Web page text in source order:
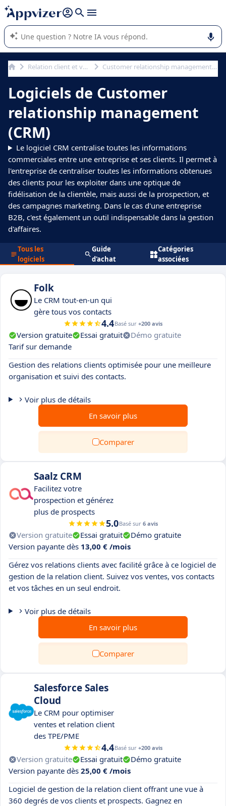
répondre (plusieurs lignes avec
L'IA de Appvizer vous guide dans l'utilisation ou la sélection de
logiciel SaaS en entreprise.
Relation client et vente Customer relationship management (CRM)
Logiciels de Customer
relationship management
(CRM)
Le logiciel CRM centralise toutes les informations
commerciales entre une entreprise et ses clients. Il permet à
l'entreprise de centraliser toutes les informations obtenues
des clients pour les exploiter dans une optique de
fidélisation de la clientèle, mais aussi de la prospection, et
des campagnes marketing. Dans le cas d'une entreprise
B2B, c'est également un outil indispensable dans la gestion
d'affaires.
Tous les
logiciels
Guide
d'achat
Catégories
associées
Folk
Le CRM tout-en-un qui
gère tous vos contacts
4.4Basé sur +200 avis
Version gratuite Essai gratuit
Démo gratuite
Tarif sur demande
Gestion des relations clients optimisée pour une meilleure
organisation et suivi des contacts.
Voir plus de détails
En savoir plus
Comparer
Saalz CRM
Facilitez votre
prospection et générez
plus de prospects
5.0Basé sur 6 avis
Version gratuite Essai gratuit
Démo gratuite
Version payante dès 13,00 € /mois
Gérez vos relations clients avec facilité grâce à ce logiciel de
gestion de la relation client. Suivez vos ventes, vos contacts
et vos tâches en un seul endroit.
Voir plus de détails
En savoir plus
Comparer
Salesforce Sales
Cloud
Le CRM pour optimiser
ventes et relation client
des TPE/PME
4.4Basé sur +200 avis
Version gratuite Essai gratuit
Démo gratuite
Version payante dès 25,00 € /mois
Logiciel de gestion de la relation client offrant une vue à
360 degrés de vos clients et prospects. Gagnez en